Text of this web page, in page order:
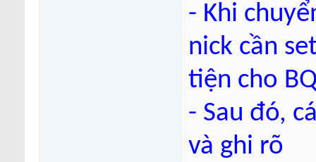
- Khi
nick cần
tiện cho
- Sau đó,
và ghi rõ